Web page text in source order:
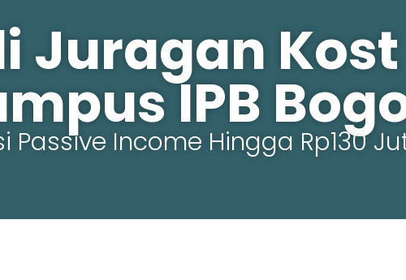
Juragan Kost
IPB
Passive Income Hingga Rp130